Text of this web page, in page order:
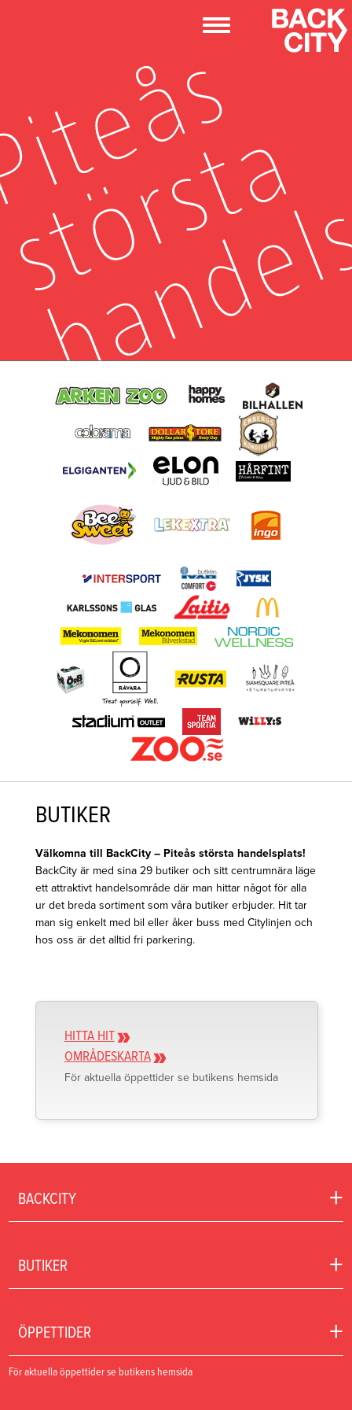
BUTIKER
Välkomna till BackCity – Piteås största handelsplats!
BackCity är med sina 29 butiker och sitt centrumnära läge
ett attraktivt handelsområde där man hittar något för alla
ur det breda sortiment som våra butiker erbjuder. Hit tar
man sig enkelt med bil eller åker buss med Citylinjen och
hos oss är det alltid fri parkering.
HITTA HIT
OMRÅDESKARTA
För aktuella öppettider se butikens hemsida
BACKCITY +
BUTIKER +
ÖPPETTIDER +
För aktuella öppettider se butikens hemsida